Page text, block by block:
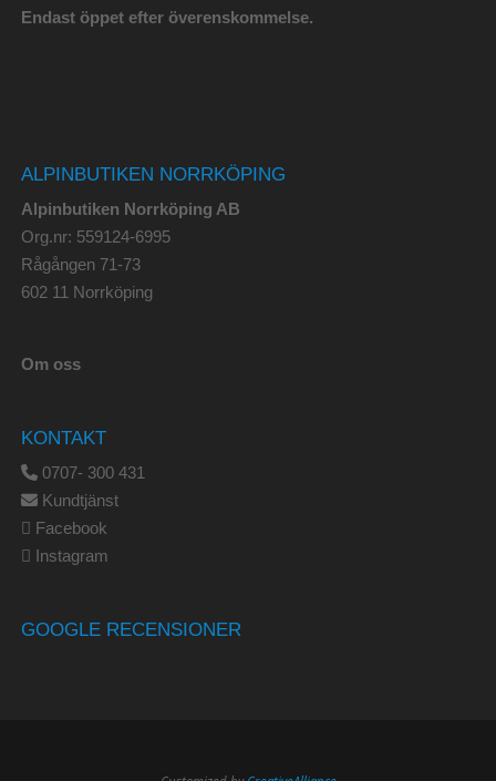
Endast öppet efter överenskommelse.
ALPINBUTIKEN NORRKÖPING
Alpinbutiken Norrköping AB
Org.nr: 559124-6995
Rågången 71-73
602 11 Norrköping
Om oss
KONTAKT
0707- 300 431
Kundtjänst
Facebook
Instagram
GOOGLE RECENSIONER